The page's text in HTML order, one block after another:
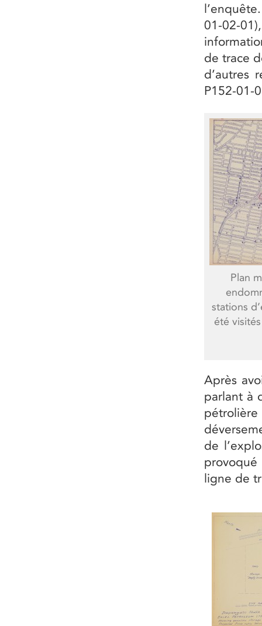
01-02-
de trace
d’autres
P152-01-
Plan
stations
été
Après
parlant à
de
provoqué
ligne de